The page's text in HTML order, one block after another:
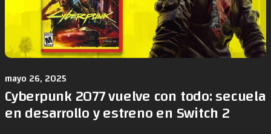
mayo 26, 2025
Cyberpunk 2077 vuelve con todo: secuela
en desarrollo y estreno en Switch 2